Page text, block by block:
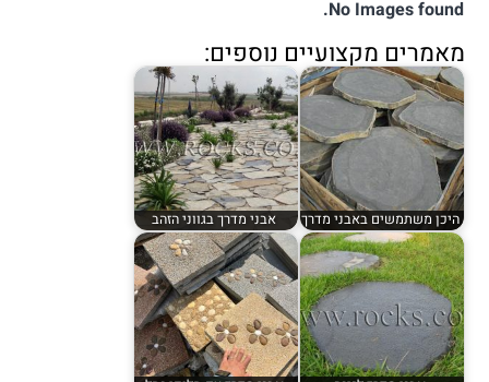
No Images found.
מאמרים מקצועיים נוספים:
היכן משתמשים באבני מדרך אבני מדרך בגווני הזהב